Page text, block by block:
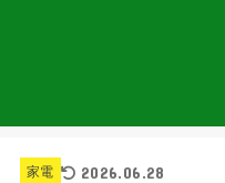
家電 2026.06.28